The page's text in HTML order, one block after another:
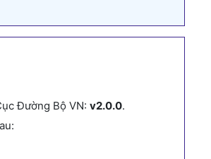
Đường Bộ VN: v2.0.0.